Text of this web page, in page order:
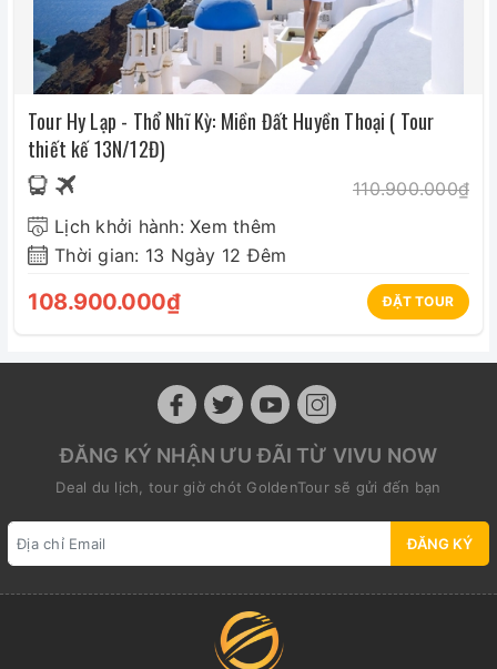
Tour Hy Lạp - Thổ Nhĩ Kỳ: Miền Đất Huyền Thoại ( Tour
thiết kế 13N/12Đ)
110.900.000₫
Lịch khởi hành: Xem thêm
Thời gian: 13 Ngày 12 Đêm
108.900.000₫ ĐẶT TOUR
ĐĂNG KÝ NHẬN ƯU ĐÃI TỪ VIVU NOW
Deal du lịch, tour giờ chót GoldenTour sẽ gửi đến bạn
ĐĂNG KÝ